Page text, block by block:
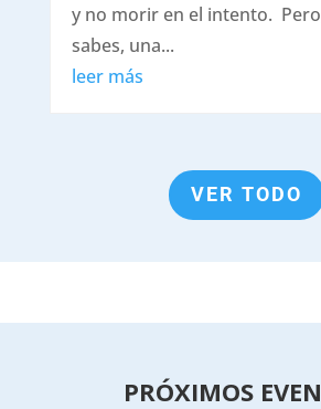
y no morir en el intento.
sabes, una...
leer más
VER TODO
PRÓXIMOS